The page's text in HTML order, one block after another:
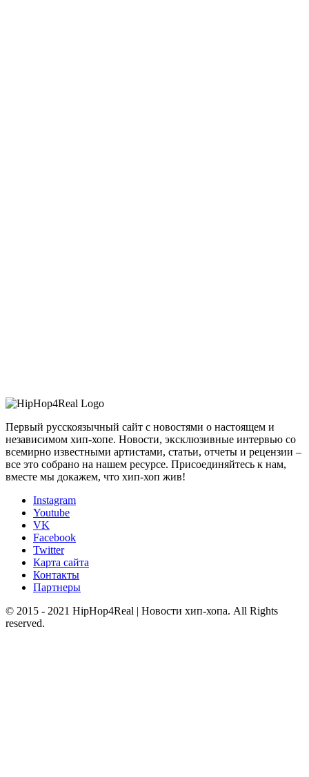
Первый русскоязычный сайт с новостями о настоящем и
независимом хип-хопе. Новости, эксклюзивные интервью со
всемирно известными артистами, статьи, отчеты и рецензии –
все это собрано на нашем ресурсе. Присоединяйтесь к нам,
вместе мы докажем, что хип-хоп жив!
Instagram
Youtube
VK
Facebook
Twitter
Карта сайта
Контакты
Партнеры
© 2015 - 2021 HipHop4Real | Новости хип-хопа. All Rights
reserved.